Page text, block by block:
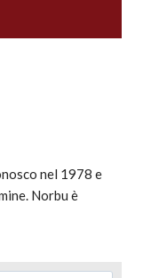
nel 1978 e
Norbu è